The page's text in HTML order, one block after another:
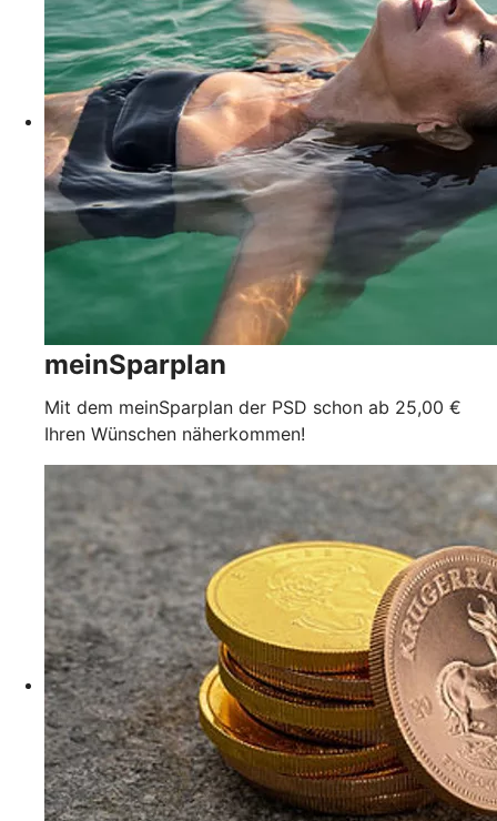
meinSparplan
Mit dem meinSparplan der PSD schon ab 25,00 €
Ihren Wünschen näherkommen!